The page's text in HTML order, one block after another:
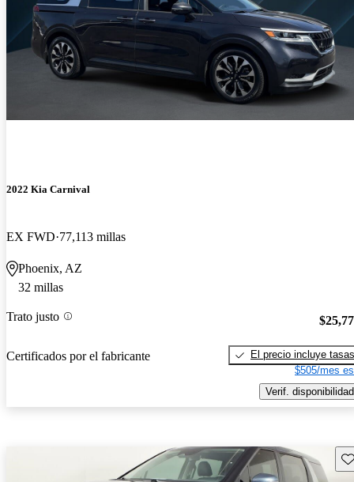
2022 Kia Carnival
EX FWD 77,113 millas
Phoenix, AZ
32 millas
Trato justo
Certificados por el fabricante
El precio incluye tasas
$505/mes
Verif. disponibilidad